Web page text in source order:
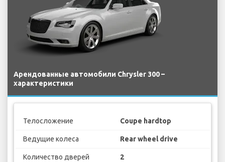
Арендованные автомобили Chrysler 300 –
характеристики
Телосложение Coupe hardtop
Ведущие колеса Rear wheel drive
Количество дверей 2